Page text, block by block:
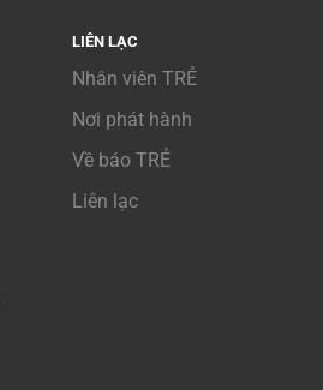
LIÊN LẠC
Nhân viên TRẺ
Nơi phát hành
Về báo TRẺ
Liên lạc